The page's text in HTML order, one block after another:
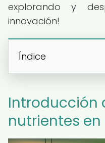
explorando y
innovación!
Índice
Introducción
nutrientes